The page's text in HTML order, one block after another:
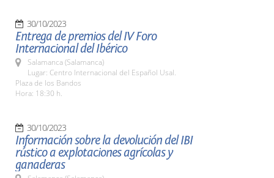
30/10/2023
Entrega de premios del IV Foro
Internacional del Ibérico
Salamanca (Salamanca)
Lugar: Centro Internacional del Español Usal.
Plaza de los Bandos
Hora: 18:30 h.
30/10/2023
Información sobre la devolución del IBI
rústico a explotaciones agrícolas y
ganaderas